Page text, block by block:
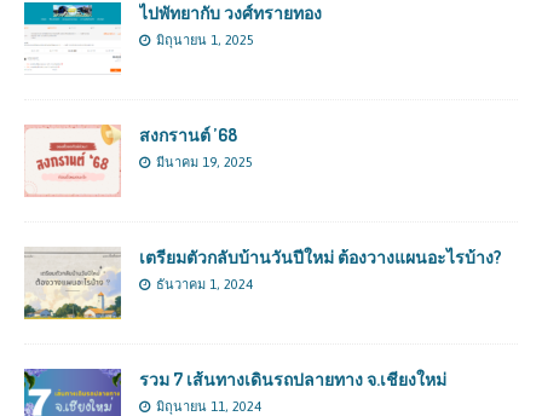
ไปพัทยากับ วงศ์ทรายทอง
มิถุนายน 1, 2025
สงกรานต์ ’68
มีนาคม 19, 2025
เตรียมตัวกลับบ้านวันปีใหม่ ต้องวางแผนอะไรบ้าง?
ธันวาคม 1, 2024
รวม 7 เส้นทางเดินรถปลายทาง จ.เชียงใหม่
มิถุนายน 11, 2024